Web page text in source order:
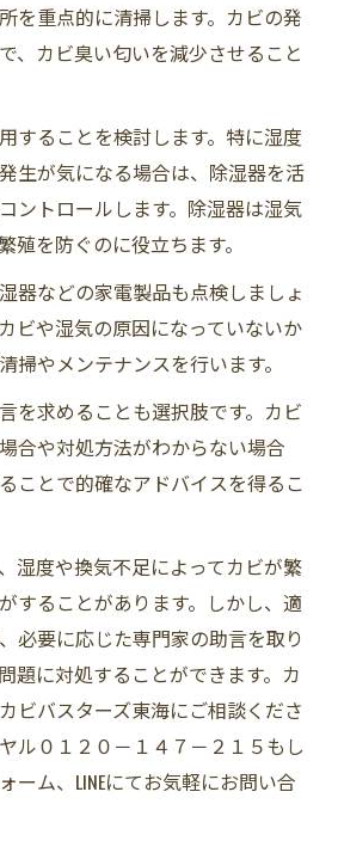
を重点的に清掃します。カビの発
、カビ臭い匂いを減少させること
することを検討します。特に湿度
生が気になる場合は、除湿器を活
ントロールします。除湿器は湿気
殖を防ぐのに役立ちます。
器などの家電製品も点検しましょ
ビや湿気の原因になっていないか
掃やメンテナンスを行います。
を求めることも選択肢です。カビ
合や対処方法がわからない場合
ことで的確なアドバイスを得るこ
湿度や換気不足によってカビが繁
することがあります。しかし、適
必要に応じた専門家の助言を取り
題に対処することができます。カ
ビバスターズ東海にご相談くださ
ル０１２０－１４７－２１５もし
ーム、LINEにてお気軽にお問い合